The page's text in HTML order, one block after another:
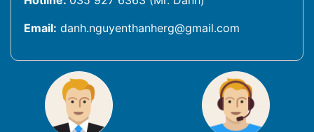
Email: danh.nguyenthanherg@gmail.com